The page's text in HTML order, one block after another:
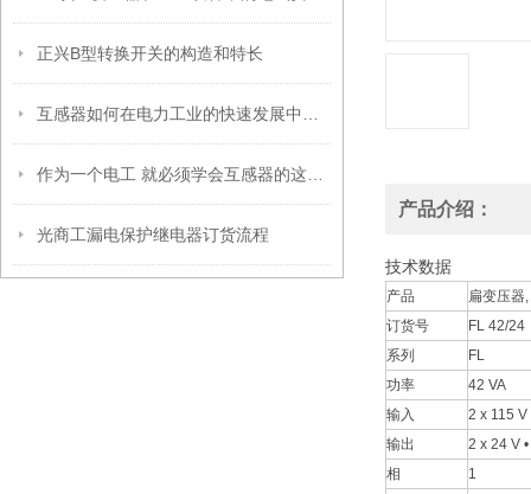
正兴B型转换开关的构造和特长
光商工漏电保护继电器订货流程
产品介绍：
技术数据
产品
扁变压器
订货号
FL 42/24
系列
FL
功率
42 VA
输入
2 x 115 V
输出
2 x 24 V
相
1